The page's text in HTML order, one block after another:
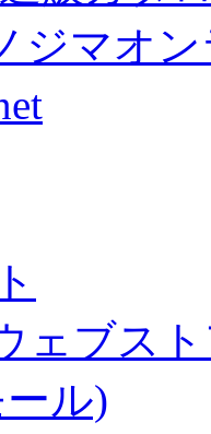
ジマオ
ェブス
ル)